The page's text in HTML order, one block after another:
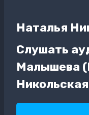
Наталья
Слушать
Малышева